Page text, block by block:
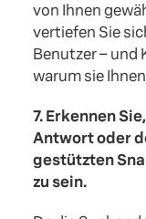
von Ihnen
vertiefen Sie
Benutzer – und
warum sie
7. Erkennen
Antwort oder
gestützten
zu sein.